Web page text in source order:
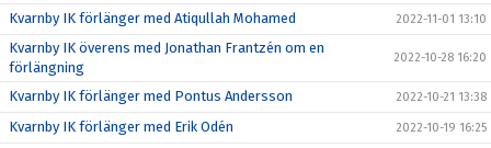
Kvarnby IK förlänger med Atiqullah Mohamed 2022-11-01 13:10
Kvarnby IK överens med Jonathan Frantzén om en
förlängning
2022-10-28 16:20
Kvarnby IK förlänger med Pontus Andersson 2022-10-21 13:38
Kvarnby IK förlänger med Erik Odén 2022-10-19 16:25